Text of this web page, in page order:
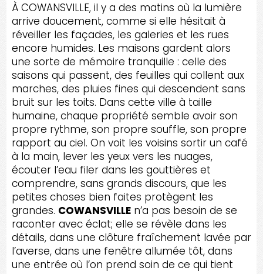
À COWANSVILLE, il y a des matins où la lumière
arrive doucement, comme si elle hésitait à
réveiller les façades, les galeries et les rues
encore humides. Les maisons gardent alors
une sorte de mémoire tranquille : celle des
saisons qui passent, des feuilles qui collent aux
marches, des pluies fines qui descendent sans
bruit sur les toits. Dans cette ville à taille
humaine, chaque propriété semble avoir son
propre rythme, son propre souffle, son propre
rapport au ciel. On voit les voisins sortir un café
à la main, lever les yeux vers les nuages,
écouter l’eau filer dans les gouttières et
comprendre, sans grands discours, que les
petites choses bien faites protègent les
grandes. COWANSVILLEn’a pas besoin de se
raconter avec éclat; elle se révèle dans les
détails, dans une clôture fraîchement lavée par
l’averse, dans une fenêtre allumée tôt, dans
une entrée où l’on prend soin de ce qui tient